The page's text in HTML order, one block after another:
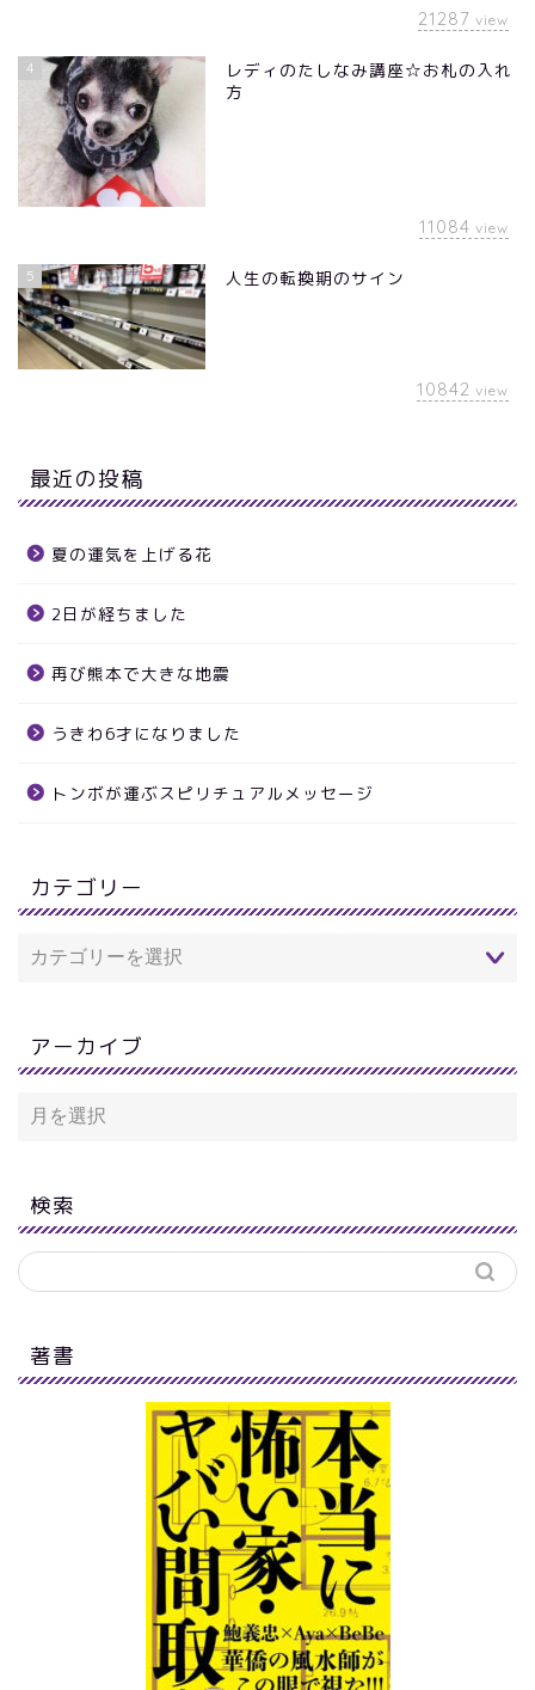
21287 view
4
レディのたしなみ講座☆お札の入れ
方
11084 view
5 人生の転換期のサイン
10842 view
最近の投稿
夏の運気を上げる花
2日が経ちました
再び熊本で大きな地震
うきわ6才になりました
トンボが運ぶスピリチュアルメッセージ
カテゴリー
アーカイブ
検索
著書